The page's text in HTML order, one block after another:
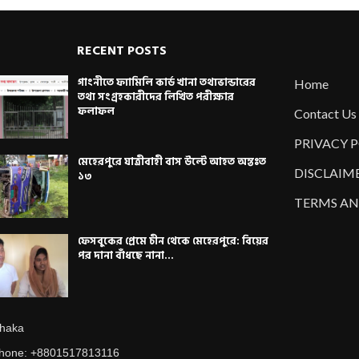
RECENT POSTS
গাংনীতে ফ্যামিলি কার্ড খানা তথ্যভান্ডারের
তথ্য সংগ্রহকারীদের লিখিত পরীক্ষার
ফলাফল
মেহেরপুরে যাত্রীবাহী বাস উল্টে আহত অন্তঃত
১৩
ফেসবুকের প্রেমে চীন থেকে মেহেরপুরে: বিয়ের
পর দানা বাঁধছে নানা...
+8801517813116
Home
Contact Us
PRIVACY
TERMS